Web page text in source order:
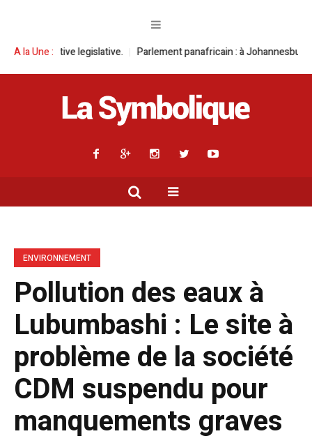
A la Une :Parlement panafricain : à Johannesburg, Aimé Boji Sangara
ENVIRONNEMENT
Pollution des eaux à
Lubumbashi : Le site à
problème de la société
CDM suspendu pour
manquements graves